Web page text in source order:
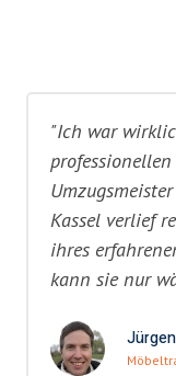
"Ich war
Kassel verlief
ihres
kann sie nur